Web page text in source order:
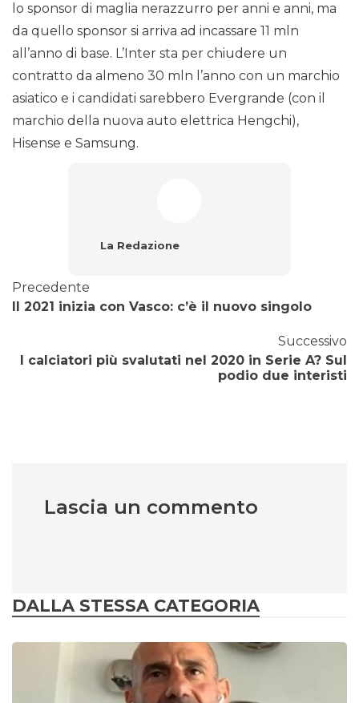
lo sponsor di maglia nerazzurro per anni e anni, ma
da quello sponsor si arriva ad incassare 11 mln
all’anno di base. L’Inter sta per chiudere un
contratto da almeno 30 mln l’anno con un marchio
asiatico e i candidati sarebbero Evergrande (con il
marchio della nuova auto elettrica Hengchi),
Hisense e Samsung.
La Redazione
Precedente
Il 2021 inizia con Vasco: c’è il nuovo singolo
Successivo
I calciatori più svalutati nel 2020 in Serie A? Sul
podio due interisti
Lascia un commento
DALLA STESSA CATEGORIA